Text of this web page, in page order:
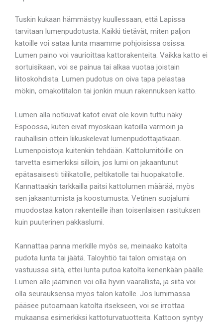
Tuskin kukaan hämmästyy kuullessaan, että Lapissa
tarvitaan lumenpudotusta. Kaikki tietävät, miten paljon
katoille voi sataa lunta maamme pohjoisissa osissa.
Lumen paino voi vaurioittaa kattorakenteita. Vaikka katto ei
sortuisikaan, voi se painua tai alkaa vuotaa joistain
liitoskohdista. Lumen pudotus on oiva tapa pelastaa
mökin, omakotitalon tai jonkin muun rakennuksen katto.
Lumen alla notkuvat katot eivät ole kovin tuttu näky
Espoossa, kuten eivät myöskään katoilla varmoin ja
rauhallisin ottein liikuskelevat lumenpudottajatkaan.
Lumenpoistoja kuitenkin tehdään. Kattolumitöille on
tarvetta esimerkiksi silloin, jos lumi on jakaantunut
epätasaisesti tiilikatolle, peltikatolle tai huopakatolle.
Kannattaakin tarkkailla paitsi kattolumen määrää, myös
sen jakaantumista ja koostumusta. Vetinen suojalumi
muodostaa katon rakenteille ihan toisenlaisen rasituksen
kuin puuterinen pakkaslumi.
Kannattaa panna merkille myös se, meinaako katolta
pudota lunta tai jäätä. Taloyhtiö tai talon omistaja on
vastuussa siitä, ettei lunta putoa katolta kenenkään päälle.
Lumen alle jääminen voi olla hyvin vaarallista, ja siitä voi
olla seurauksensa myös talon katolle. Jos lumimassa
pääsee putoamaan katolta itsekseen, voi se irrottaa
mukaansa esimerkiksi kattoturvatuotteita. Kattoon syntyy